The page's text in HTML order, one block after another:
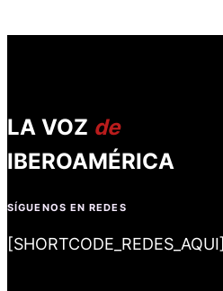
LA VOZ de
IBEROAMÉRICA
SÍGUENOS EN REDES
[SHORTCODE_REDES_AQUI]